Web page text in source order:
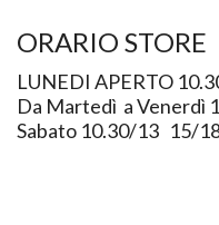
ORARIO STORE
LUNEDI APERTO
Da Martedì a Venerdì
Sabato 10.30/13 15/